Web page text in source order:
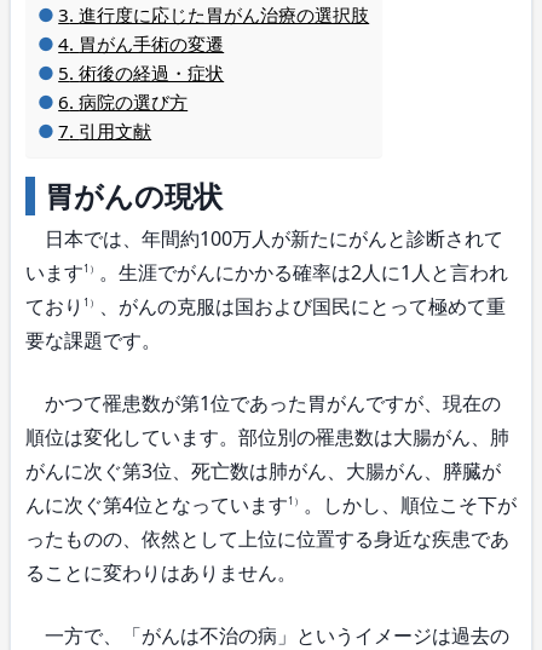
進行度に応じた胃がん治療の選択肢
胃がん手術の変遷
術後の経過・症状
病院の選び方
引用文献
胃がんの現状
日本では、年間約100万人が新たにがんと診断されて
います1） 。生涯でがんにかかる確率は2人に1人と言われ
ており 1）
、がんの克服は国および国民にとって極めて重
要な課題です。
かつて罹患数が第1位であった胃がんですが、現在の
順位は変化しています。部位別の罹患数は大腸がん、肺
がんに次ぐ第3位、死亡数は肺がん、大腸がん、膵臓が
んに次ぐ第4位となっています1） 。しかし、順位こそ下が
ったものの、依然として上位に位置する身近な疾患であ
ることに変わりはありません。
一方で、「がんは不治の病」というイメージは過去の